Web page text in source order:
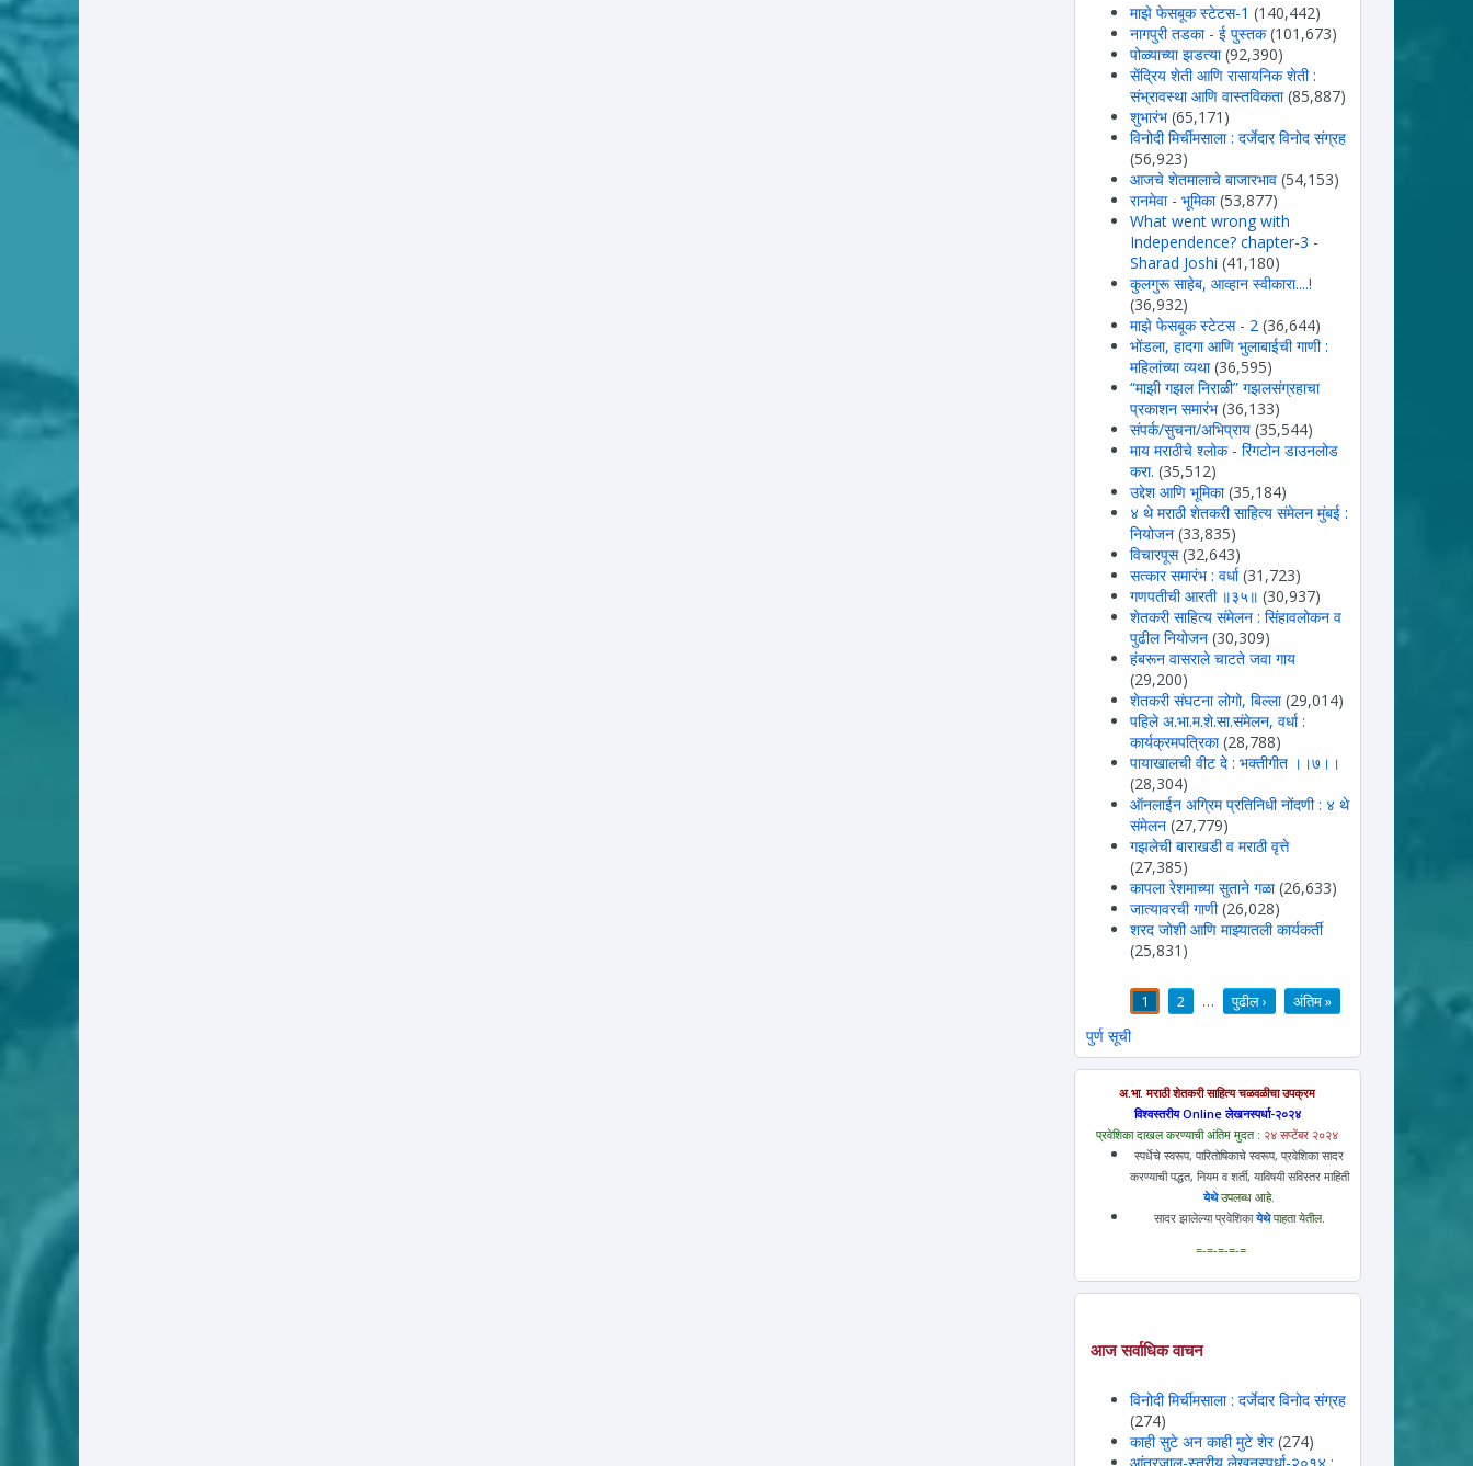
माझे फेसबूक स्टेटस-1 (140,442)
नागपुरी तडका - ई पुस्तक (101,673)
पोळ्याच्या झडत्या (92,390)
सेंद्रिय शेती आणि रासायनिक शेती :
संभ्रावस्था आणि वास्तविकता (85,887)
शुभारंभ (65,171)
विनोदी मिर्चीमसाला : दर्जेदार विनोद संग्रह
(56,923)
आजचे शेतमालाचे बाजारभाव (54,153)
रानमेवा - भूमिका (53,877)
What went wrong with
Independence? chapter-3 -
Sharad Joshi (41,180)
कुलगुरू साहेब, आव्हान स्वीकारा....!
(36,932)
माझे फेसबूक स्टेटस - 2 (36,644)
भोंडला, हादगा आणि भुलाबाईची गाणी :
महिलांच्या व्यथा (36,595)
“माझी गझल निराळी” गझलसंग्रहाचा
प्रकाशन समारंभ (36,133)
संपर्क/सुचना/अभिप्राय (35,544)
माय मराठीचे श्लोक - रिंगटोन डाउनलोड
करा. (35,512)
उद्देश आणि भूमिका (35,184)
४ थे मराठी शेतकरी साहित्य संमेलन मुंबई :
नियोजन (33,835)
विचारपूस (32,643)
सत्कार समारंभ : वर्धा (31,723)
गणपतीची आरती ॥३५॥ (30,937)
शेतकरी साहित्य संमेलन : सिंहावलोकन व
पुढील नियोजन (30,309)
हंबरून वासराले चाटते जवा गाय
(29,200)
शेतकरी संघटना लोगो, बिल्ला (29,014)
पहिले अ.भा.म.शे.सा.संमेलन, वर्धा :
कार्यक्रमपत्रिका (28,788)
पायाखालची वीट दे : भक्तीगीत ।।७।।
(28,304)
ऑनलाईन अग्रिम प्रतिनिधी नोंदणी : ४ थे
संमेलन (27,779)
गझलेची बाराखडी व मराठी वृत्ते
(27,385)
कापला रेशमाच्या सुताने गळा (26,633)
जात्यावरची गाणी (26,028)
शरद जोशी आणि माझ्यातली कार्यकर्ती
(25,831)
1 2 … पुढील › अंतिम »
पुर्ण सूची
अ.भा. मराठी शेतकरी साहित्य चळवळीचा उपक्रम
विश्वस्तरीय Online लेखनस्पर्धा-२०२४
प्रवेशिका दाखल करण्याची अंतिम मुदत : २४ सप्टेंबर २०२४
स्पर्धेचे स्वरूप, पारितोषिकाचे स्वरूप, प्रवेशिका सादर
करण्याची पद्धत, नियम व शर्ती, याविषयी सविस्तर माहिती
येथेउपलब्ध आहे.
सादर झालेल्या प्रवेशिकायेथेपाहता येतील.
=-=-=-=-=
आज सर्वाधिक वाचन
विनोदी मिर्चीमसाला : दर्जेदार विनोद संग्रह
(274)
काही सुटे अन काही मुटे शेर (274)